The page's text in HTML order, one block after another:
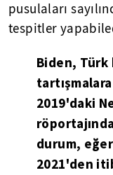
pusulaları
tespitler
Biden, Türk
2019'daki
durum,
2021'den